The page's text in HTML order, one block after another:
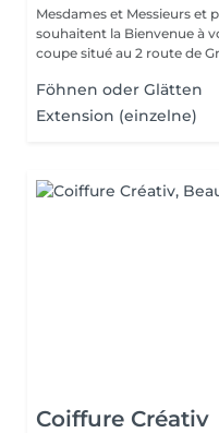
Mesdames et Messieurs et plus jeunes,
souhaitent la Bienvenue à
coupe situé au 2 route de
Föhnen oder Glätten
Extension (einzelne)
Coiffure Créativ